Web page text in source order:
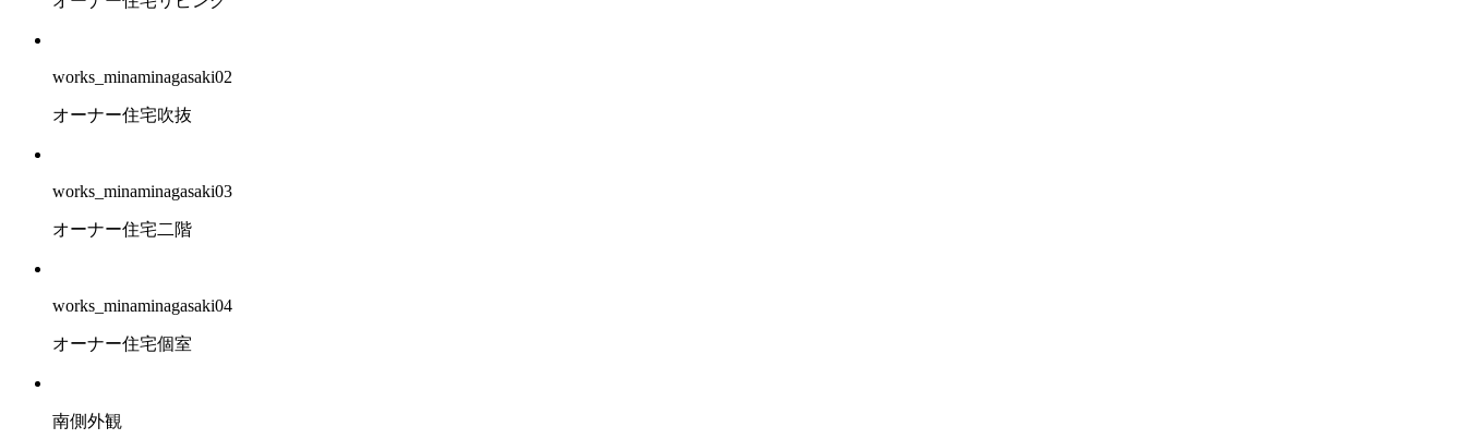
works_minaminagasaki02
オーナー住宅吹抜
works_minaminagasaki03
オーナー住宅二階
works_minaminagasaki04
オーナー住宅個室
南側外観